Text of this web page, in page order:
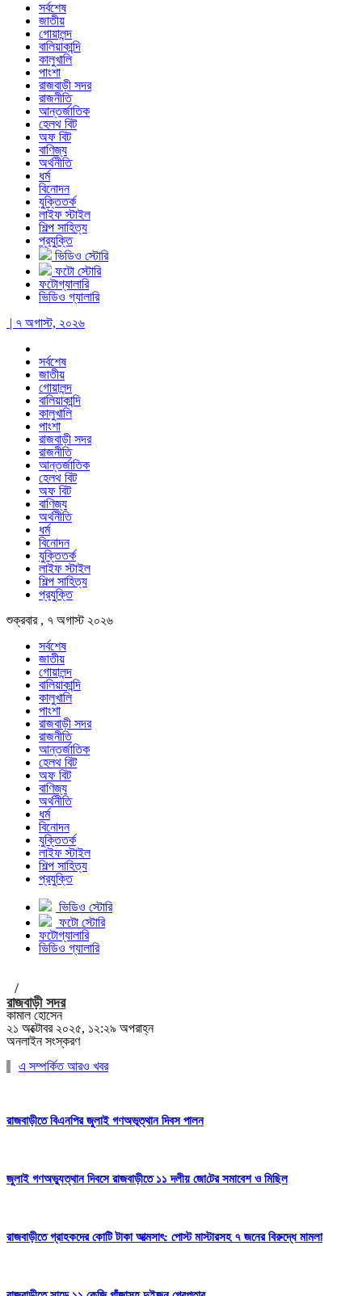
সর্বশেষ
জাতীয়
গোয়ালন্দ
বালিয়াকান্দি
কালুখালি
পাংশা
রাজবাড়ী সদর
রাজনীতি
আন্তর্জাতিক
হেলথ বিট
অফ বিট
বাণিজ্য
অর্থনীতি
ধর্ম
বিনোদন
যুক্তিতর্ক
লাইফ স্টাইল
শিল্প সাহিত্য
প্রযুক্তি
ভিডিও স্টোরি
ফটো স্টোরি
ফটোগ্যালারি
ভিডিও গ্যালারি
| ৭ অগাস্ট, ২০২৬
সর্বশেষ
জাতীয়
গোয়ালন্দ
বালিয়াকান্দি
কালুখালি
পাংশা
রাজবাড়ী সদর
রাজনীতি
আন্তর্জাতিক
হেলথ বিট
অফ বিট
বাণিজ্য
অর্থনীতি
ধর্ম
বিনোদন
যুক্তিতর্ক
লাইফ স্টাইল
শিল্প সাহিত্য
প্রযুক্তি
শুক্রবার , ৭ অগাস্ট ২০২৬
সর্বশেষ
জাতীয়
গোয়ালন্দ
বালিয়াকান্দি
কালুখালি
পাংশা
রাজবাড়ী সদর
রাজনীতি
আন্তর্জাতিক
হেলথ বিট
অফ বিট
বাণিজ্য
অর্থনীতি
ধর্ম
বিনোদন
যুক্তিতর্ক
লাইফ স্টাইল
শিল্প সাহিত্য
প্রযুক্তি
ভিডিও স্টোরি
ফটো স্টোরি
ফটোগ্যালারি
ভিডিও গ্যালারি
/
রাজবাড়ী সদর
কামাল হোসেন
২১ অক্টোবর ২০২৫, ১২:২৯ অপরাহ্ন
অনলাইন সংস্করণ
এ সম্পর্কিত আরও খবর
রাজবাড়ীতে বিএন‌পির জুলাই গণঅভূত্থান দিবস পালন
জুলাই গণঅভ্যুত্থান দিবসে রাজবাড়ীতে ১১ দলীয় জো‌টের সমাবেশ ও মি‌ছিল
রাজবাড়ীতে গ্রাহকদের কোটি টাকা আত্মসাৎ: পোস্ট মাস্টারসহ ৭ জনের বিরুদ্ধে মামলা